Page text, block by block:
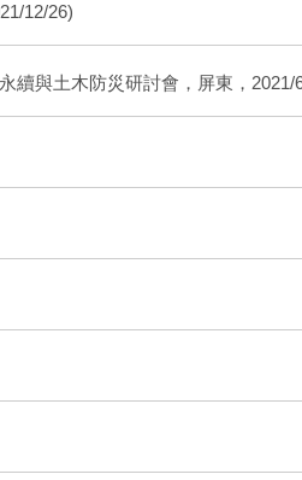
12/26)
續與土木防災研討會，屏東，2021/